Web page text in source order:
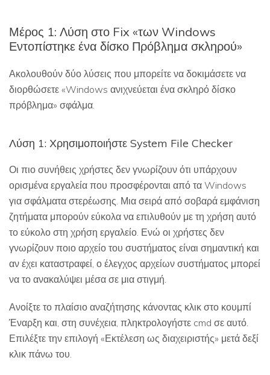
Μέρος 1: Λύση στο Fix «των Windows
Εντοπίστηκε ένα δίσκο Πρόβλημα σκληρού»
Ακολουθούν δύο λύσεις που μπορείτε να δοκιμάσετε να
διορθώσετε «Windows ανιχνεύεται ένα σκληρό δίσκο
πρόβλημα» σφάλμα.
Λύση 1: Χρησιμοποιήστε System File Checker
Οι πιο συνήθεις χρήστες δεν γνωρίζουν ότι υπάρχουν
ορισμένα εργαλεία που προσφέρονται από τα Windows
για σφάλματα στερέωσης. Μια σειρά από σοβαρά εμφάνιση
ζητήματα μπορούν εύκολα να επιλυθούν με τη χρήση αυτό
το εύκολο στη χρήση εργαλείο. Ενώ οι χρήστες δεν
γνωρίζουν ποιο αρχείο του συστήματος είναι σημαντική και
αν έχει καταστραφεί, ο έλεγχος αρχείων συστήματος μπορεί
να το ανακαλύψει μέσα σε μια στιγμή.
Ανοίξτε το πλαίσιο αναζήτησης κάνοντας κλικ στο κουμπί
Έναρξη και, στη συνέχεια, πληκτρολογήστε cmd σε αυτό.
Επιλέξτε την επιλογή «Εκτέλεση ως διαχειριστής» μετά δεξί
κλικ πάνω του.